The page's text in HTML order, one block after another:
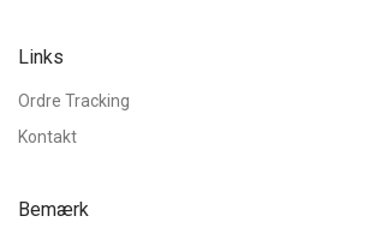
Links
Ordre Tracking
Kontakt
Bemærk